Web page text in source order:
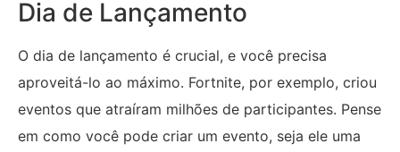
Dia de Lançamento
O dia de lançamento é crucial, e você precisa
aproveitá-lo ao máximo. Fortnite, por exemplo, criou
eventos que atraíram milhões de participantes. Pense
em como você pode criar um evento, seja ele uma